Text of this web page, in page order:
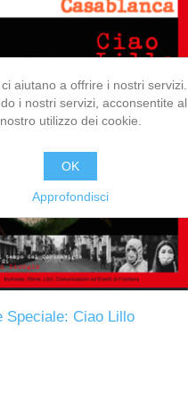
Speciale: Ciao Lillo
aiutano a offrire i nostri servizi.
i nostri servizi, acconsentite al
nostro utilizzo dei cookie.
OK
Approfondisci